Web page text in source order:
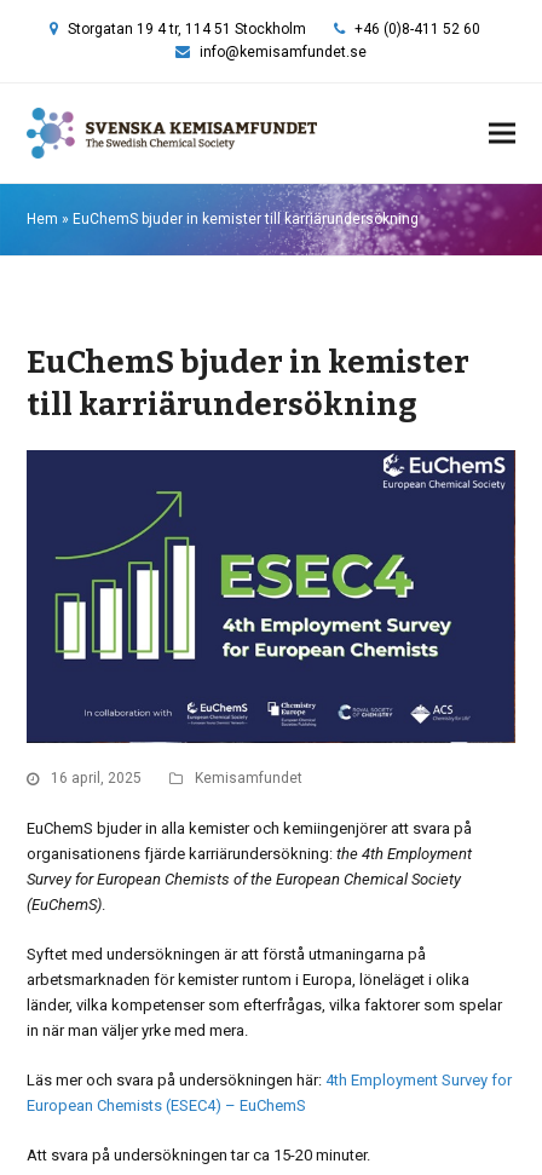
Storgatan 19 4 tr, 114 51 Stockholm
+46 (0)8-411 52 60
info@kemisamfundet.se
Hem » EuChemS bjuder in kemister till karriärundersökning
EuChemS bjuder in kemister
till karriärundersökning
16 april, 2025 Kemisamfundet
EuChemS bjuder in alla kemister och kemiingenjörer att svara på
organisationens fjärde karriärundersökning:the 4th Employment
Survey for European Chemists of the European Chemical Society
(EuChemS)
Syftet med undersökningen är att förstå utmaningarna på
arbetsmarknaden för kemister runtom i Europa, löneläget i olika
länder, vilka kompetenser som efterfrågas, vilka faktorer som spelar
in när man väljer yrke med mera.
Läs mer och svara på undersökningen här:4th Employment Survey for
European Chemists (ESEC4) – EuChemS
Att svara på undersökningen tar ca 15-20 minuter.